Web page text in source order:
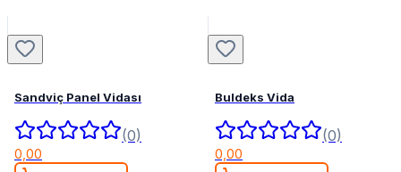
Sandviç Panel Vidası
(0)
0,00
Buldeks Vida
(0)
0,00